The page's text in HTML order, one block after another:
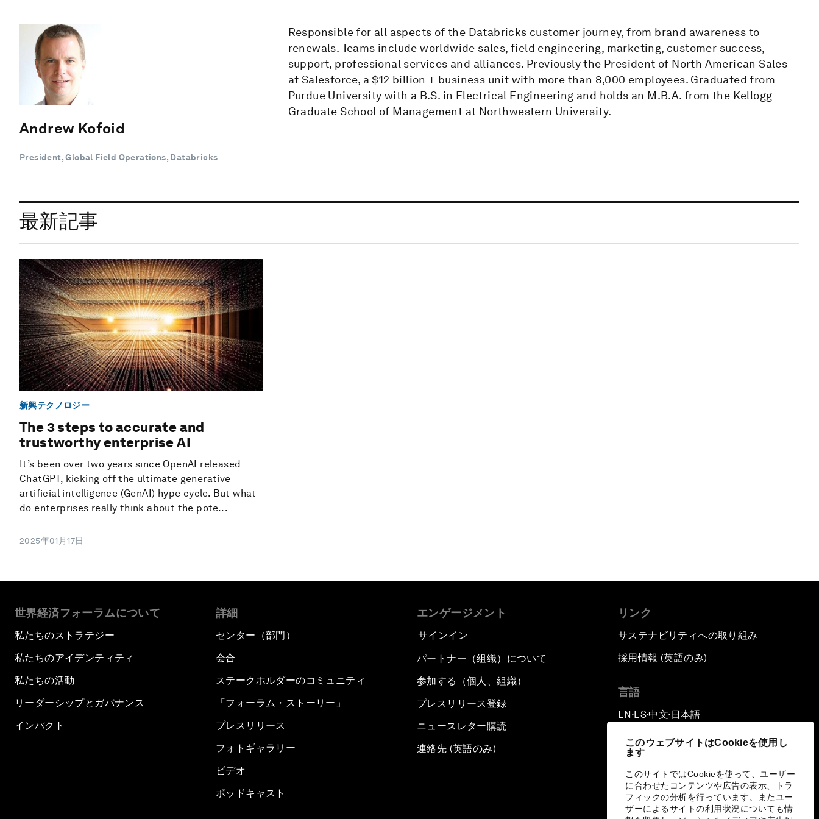
このウェブサイトはCookieを使用し
ます
このサイトではCookieを使って、ユーザー
に合わせたコンテンツや広告の表示、トラ
フィックの分析を行っています。またユー
ザーによるサイトの利用状況についても情
Andrew Kofoid
President, Global Field Operations, Databricks
Responsible for all aspects of the Databricks customer journey, from brand awareness to
renewals. Teams include worldwide sales, field engineering, marketing, customer success,
support, professional services and alliances. Previously the President of North American Sales
at Salesforce, a $12 billion + business unit with more than 8,000 employees. Graduated from
Purdue University with a B.S. in Electrical Engineering and holds an M.B.A. from the Kellogg
Graduate School of Management at Northwestern University.
最新記事
新興テクノロジー
The 3 steps to accurate and
trustworthy enterprise AI
It’s been over two years since OpenAI released
ChatGPT, kicking off the ultimate generative
artificial intelligence (GenAI) hype cycle. But what
do enterprises really think about the pote...
2025年01月17日
世界経済フォーラムについて
私たちのストラテジー
私たちのアイデンティティ
私たちの活動
リーダーシップとガバナンス
インパクト
詳細
センター（部門）
会合
ステークホルダーのコミュニティ
「フォーラム・ストーリー」
プレスリリース
フォトギャラリー
ビデオ
ポッドキャスト
エンゲージメント
サインイン
パートナー（組織）について
参加する（個人、組織）
プレスリリース登録
ニュースレター購読
連絡先 (英語のみ)
リンク
サステナビリティへの取り組み
採用情報 (英語のみ)
言語
EN ▪ ES▪中文▪ 日本語